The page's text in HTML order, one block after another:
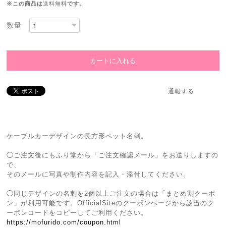
※この商品は送料無料です。
数量
通報する
ケーブルカーデザインの長方形ペット名刺。
◯ご注文後にもふり堂から「ご注文確認メール」をお送りしますの
で、
そのメールに写真や制作内容を記入・添付してください。
◯同じデザインの名刺を2個以上ご注文の場合は「まとめ割クーポ
ン」が利用可能です。OfficialSiteのクーポンページから該当のク
ーポンコードをコピーしてご利用ください。
https://mofurido.com/coupon.html